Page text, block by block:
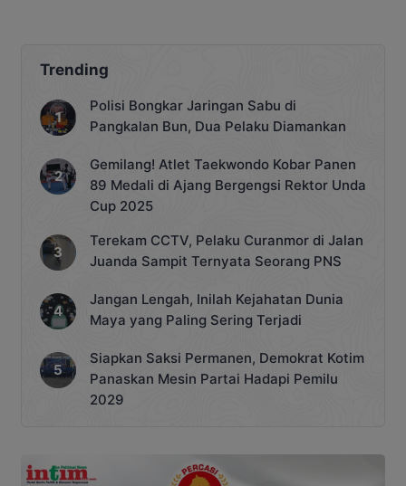
Trending
Polisi Bongkar Jaringan Sabu di
Pangkalan Bun, Dua Pelaku Diamankan
Gemilang! Atlet Taekwondo Kobar Panen
89 Medali di Ajang Bergengsi Rektor Unda
Cup 2025
Terekam CCTV, Pelaku Curanmor di Jalan
Juanda Sampit Ternyata Seorang PNS
Jangan Lengah, Inilah Kejahatan Dunia
Maya yang Paling Sering Terjadi
Siapkan Saksi Permanen, Demokrat Kotim
Panaskan Mesin Partai Hadapi Pemilu
2029